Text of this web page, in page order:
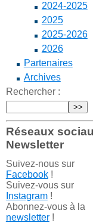
2024-2025
2025
2025-2026
2026
Partenaires
Archives
Rechercher :
Réseaux
Newsletter
Suivez-nous sur
Facebook!
Suivez-vous sur
Instagram!
Abonnez-vous à la
newsletter!